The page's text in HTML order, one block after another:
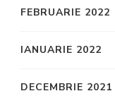
FEBRUARIE 2022
IANUARIE 2022
DECEMBRIE 2021